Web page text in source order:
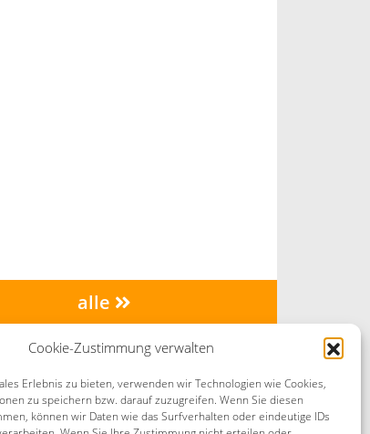
Cookie-Zustimmung verwalten
Erlebnis zu bieten, verwenden wir Technologien wie Cookies,
zu speichern bzw. darauf zuzugreifen. Wenn Sie diesen
können wir Daten wie das Surfverhalten oder eindeutige IDs
alle
Suche